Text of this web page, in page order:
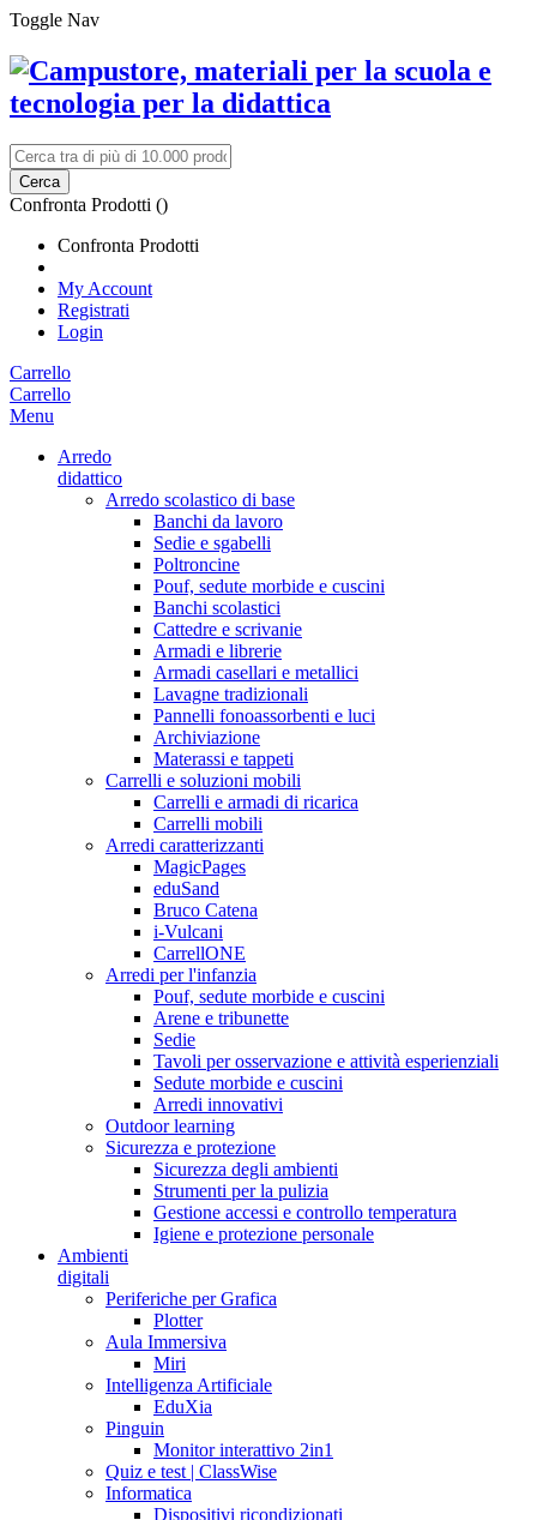
Toggle Nav
Cerca
Confronta Prodotti ()
Confronta Prodotti
My Account
Registrati
Login
Carrello
Carrello
Menu
Arredo
didattico
Arredo scolastico di base
Banchi da lavoro
Sedie e sgabelli
Poltroncine
Pouf, sedute morbide e cuscini
Banchi scolastici
Cattedre e scrivanie
Armadi e librerie
Armadi casellari e metallici
Lavagne tradizionali
Pannelli fonoassorbenti e luci
Archiviazione
Materassi e tappeti
Carrelli e soluzioni mobili
Carrelli e armadi di ricarica
Carrelli mobili
Arredi caratterizzanti
MagicPages
eduSand
Bruco Catena
i-Vulcani
CarrellONE
Arredi per l'infanzia
Pouf, sedute morbide e cuscini
Arene e tribunette
Sedie
Tavoli per osservazione e attività esperienziali
Sedute morbide e cuscini
Arredi innovativi
Outdoor learning
Sicurezza e protezione
Sicurezza degli ambienti
Strumenti per la pulizia
Gestione accessi e controllo temperatura
Igiene e protezione personale
Ambienti
digitali
Periferiche per Grafica
Plotter
Aula Immersiva
Miri
Intelligenza Artificiale
EduXia
Pinguin
Monitor interattivo 2in1
Quiz e test | ClassWise
Informatica
Dispositivi ricondizionati